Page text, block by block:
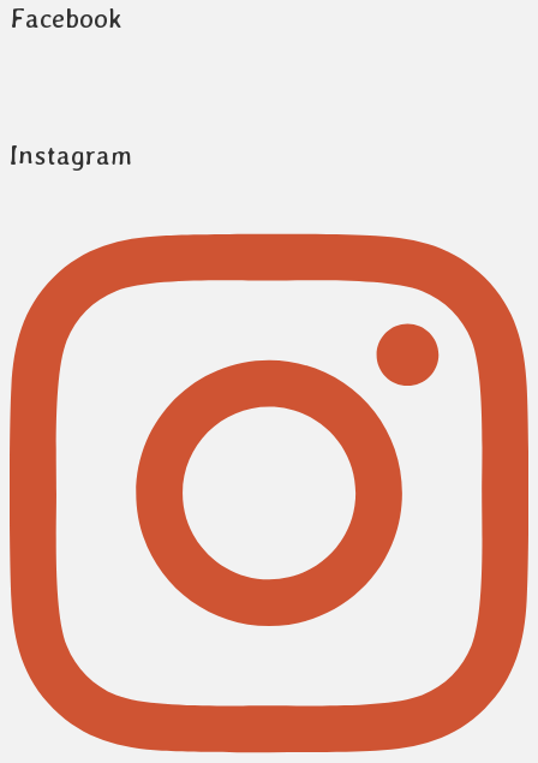
Facebook
Instagram